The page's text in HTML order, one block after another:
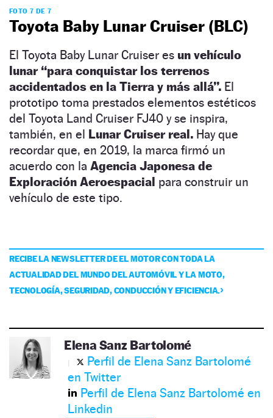
FOTO 7 DE 7
Toyota Baby Lunar Cruiser (BLC)
El Toyota Baby Lunar Cruiser es un vehículo
lunar “para conquistar los terrenos
accidentados en la Tierra y más allá”. El
prototipo toma prestados elementos estéticos
del Toyota Land Cruiser FJ40 y se inspira,
también, en el Lunar Cruiser real. Hay que
recordar que, en 2019, la marca firmó un
acuerdo con la Agencia Japonesa de
Exploración Aeroespacial para construir un
vehículo de este tipo.
RECIBE LA NEWSLETTER DE EL MOTOR CON TODA LA
ACTUALIDAD DEL MUNDO DEL AUTOMÓVIL Y LA MOTO,
TECNOLOGÍA, SEGURIDAD, CONDUCCIÓN Y EFICIENCIA.
Elena Sanz Bartolomé
Perfil de Elena Sanz Bartolomé
en Twitter
Perfil de Elena Sanz Bartolomé en
Linkedin